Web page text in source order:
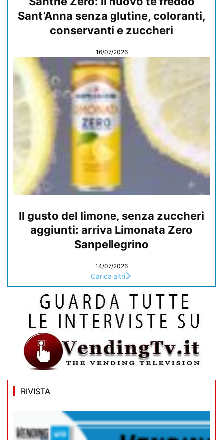
Sant’Anna senza glutine, coloranti,
conservanti e zuccheri
16/07/2026
Il gusto del limone, senza zuccheri
aggiunti: arriva Limonata Zero
Sanpellegrino
14/07/2026
Carica altri
RIVISTA